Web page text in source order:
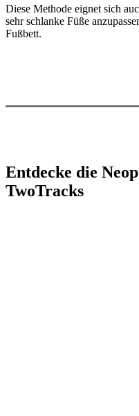
Diese Methode eignet sich
sehr schlanke Füße
Fußbett.
Entdecke die
TwoTracks